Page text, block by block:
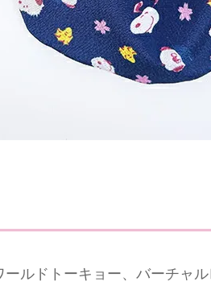
ルドトーキョー、バーチャ